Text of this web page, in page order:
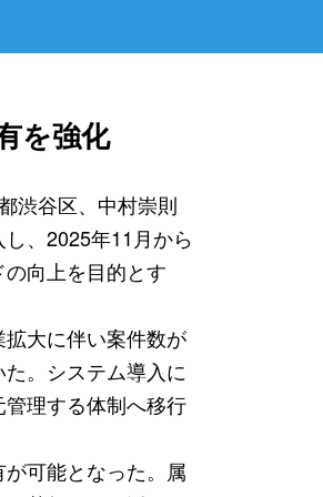
を強化
渋谷区、中村崇則
、2025年11月から
向上を目的とす
大に伴い案件数が
。システム導入に
理する体制へ移行
可能となった。属